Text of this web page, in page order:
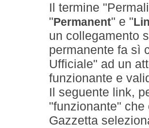
Il termine
" Permanent" e "
un collegamento
permanente fa sì
Ufficiale" ad un
funzionante e
Il seguente link,
"funzionante"
Gazzetta